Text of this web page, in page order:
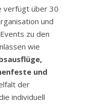
verfügt über 30
und
zu den
wie
und
der
individuell